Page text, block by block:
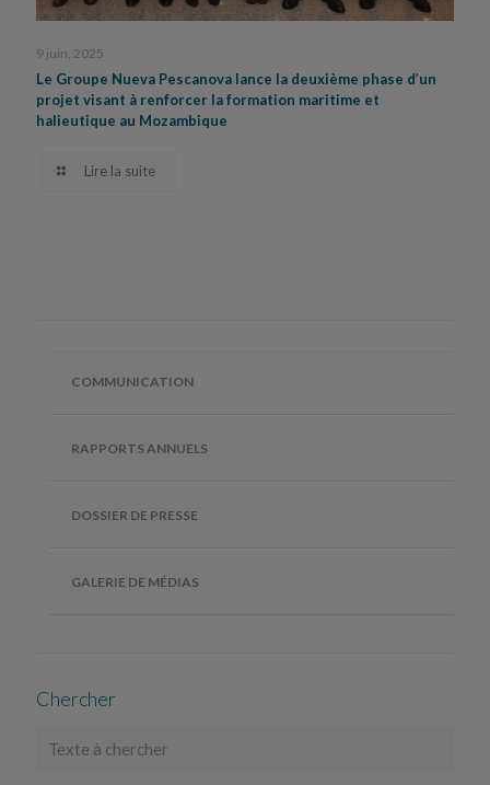
9 juin, 2025
Le Groupe Nueva Pescanova lance la deuxième phase d’un
projet visant à renforcer la formation maritime et
halieutique au Mozambique
Lire la suite
COMMUNICATION
RAPPORTS ANNUELS
DOSSIER DE PRESSE
GALERIE DE MÉDIAS
Chercher